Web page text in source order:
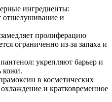
ингредиенты:
отшелушивание и
пролиферацию
ограниченно из‑за запаха и
укрепляют барьер и
кожи.
в косметических
и кратковременное